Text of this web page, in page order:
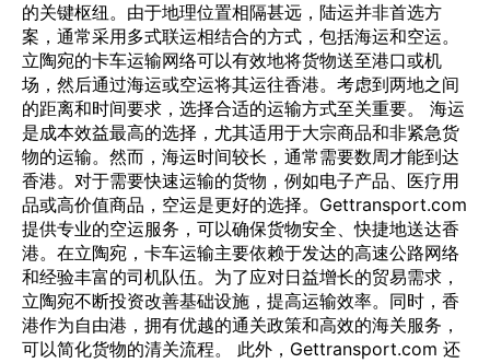
的关键枢纽。由于地理位置相隔甚远，陆运并非首选方
案，通常采用多式联运相结合的方式，包括海运和空运。
立陶宛的卡车运输网络可以有效地将货物送至港口或机
场，然后通过海运或空运将其运往香港。考虑到两地之间
的距离和时间要求，选择合适的运输方式至关重要。 海运
是成本效益最高的选择，尤其适用于大宗商品和非紧急货
物的运输。然而，海运时间较长，通常需要数周才能到达
香港。对于需要快速运输的货物，例如电子产品、医疗用
品或高价值商品，空运是更好的选择。Gettransport.com
提供专业的空运服务，可以确保货物安全、快捷地送达香
港。在立陶宛，卡车运输主要依赖于发达的高速公路网络
和经验丰富的司机队伍。为了应对日益增长的贸易需求，
立陶宛不断投资改善基础设施，提高运输效率。同时，香
港作为自由港，拥有优越的通关政策和高效的海关服务，
可以简化货物的清关流程。 此外，Gettransport.com 还